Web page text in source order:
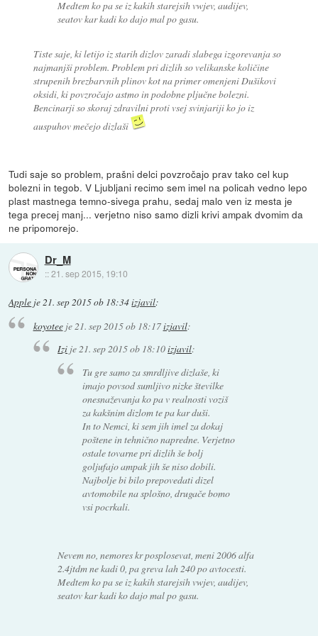
Medtem ko pa se iz kakih starejsih vwjev, audijev,
seatov kar kadi ko dajo mal po gasu.
Tiste saje, ki letijo iz starih dizlov zaradi slabega izgorevanja so
najmanjši problem. Problem pri dizlih so velikanske količine
strupenih brezbarvnih plinov kot na primer omenjeni Dušikovi
oksidi, ki povzročajo astmo in podobne pljučne bolezni.
Bencinarji so skoraj zdravilni proti vsej svinjariji ko jo iz
auspuhov mečejo dizlaši
Tudi saje so problem, prašni delci povzročajo prav tako cel kup
bolezni in tegob. V Ljubljani recimo sem imel na policah vedno lepo
plast mastnega temno-sivega prahu, sedaj malo ven iz mesta je
tega precej manj... verjetno niso samo dizli krivi ampak dvomim da
ne pripomorejo.
Dr_M
::21. sep 2015, 19:10
Apple je21. sep 2015 ob 18:34izjavil:
koyoteeje 21. sep 2015 ob 18:17izjavil:
Izi je21. sep 2015 ob 18:10izjavil:
Tu gre samo za smrdljive dizlaše, ki
imajo povsod sumljivo nizke številke
onesnaževanja ko pa v realnosti voziš
za kakšnim dizlom te pa kar duši.
In to Nemci, ki sem jih imel za dokaj
poštene in tehnično napredne. Verjetno
ostale tovarne pri dizlih še bolj
goljufajo ampak jih še niso dobili.
Najbolje bi bilo prepovedati dizel
avtomobile na splošno, drugače bomo
vsi pocrkali.
Nevem no, nemores kr posplosevat, meni 2006 alfa
2.4jtdm ne kadi 0, pa greva lah 240 po avtocesti.
Medtem ko pa se iz kakih starejsih vwjev, audijev,
seatov kar kadi ko dajo mal po gasu.